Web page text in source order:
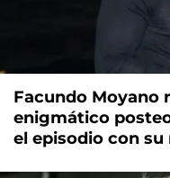
Facundo Moyano
enigmático
el episodio con su